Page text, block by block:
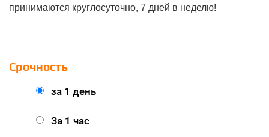
принимаются круглосуточно, 7 дней в неделю!
Срочность
за 1 день
За 1 час